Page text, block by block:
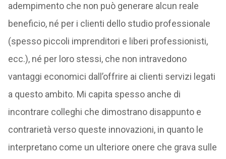
adempimento che non può generare alcun reale
beneficio, né per i clienti dello studio professionale
(spesso piccoli imprenditori e liberi professionisti,
ecc.), né per loro stessi, che non intravedono
vantaggi economici dall’offrire ai clienti servizi legati
a questo ambito. Mi capita spesso anche di
incontrare colleghi che dimostrano disappunto e
contrarietà verso queste innovazioni, in quanto le
interpretano come un ulteriore onere che grava sulle